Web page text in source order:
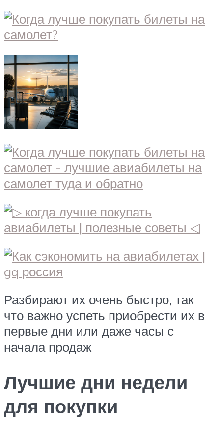
Разбирают их очень быстро, так
что важно успеть приобрести их в
первые дни или даже часы с
начала продаж
Лучшие дни недели
для покупки